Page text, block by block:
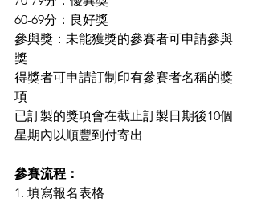
60-69分：良好獎
參與獎：未能獲獎的參賽者可申請參與
獎
得獎者可申請訂制印有參賽者名稱的獎
項
已訂製的獎項會在截止訂製日期後10個
星期內以順豐到付寄出
參賽流程：
1. 填寫報名表格